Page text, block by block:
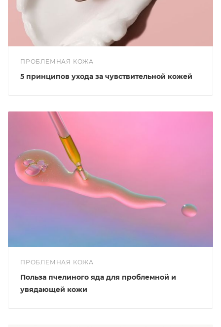
ПРОБЛЕМНАЯ КОЖА
5 принципов ухода за чувствительной кожей
ПРОБЛЕМНАЯ КОЖА
Польза пчелиного яда для проблемной и
увядающей кожи